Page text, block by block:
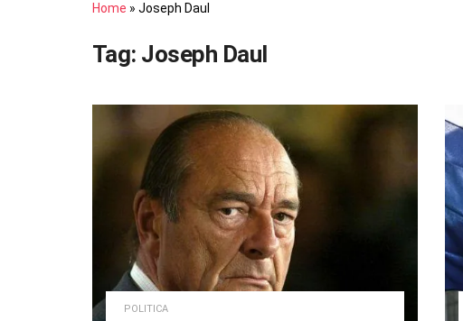
Home » Joseph Daul
Tag: Joseph Daul
POLITICA